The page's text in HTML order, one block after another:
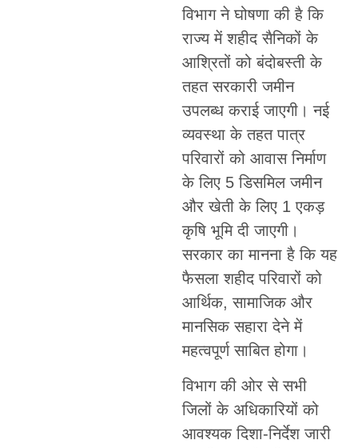
विभाग ने घोषणा की है कि
राज्य में शहीद सैनिकों के
आश्रितों को बंदोबस्ती के
तहत सरकारी जमीन
उपलब्ध कराई जाएगी। नई
व्यवस्था के तहत पात्र
परिवारों को आवास निर्माण
के लिए 5 डिसमिल जमीन
और खेती के लिए 1 एकड़
कृषि भूमि दी जाएगी।
सरकार का मानना है कि यह
फैसला शहीद परिवारों को
आर्थिक, सामाजिक और
मानसिक सहारा देने में
महत्वपूर्ण साबित होगा।
विभाग की ओर से सभी
जिलों के अधिकारियों को
आवश्यक दिशा-निर्देश जारी